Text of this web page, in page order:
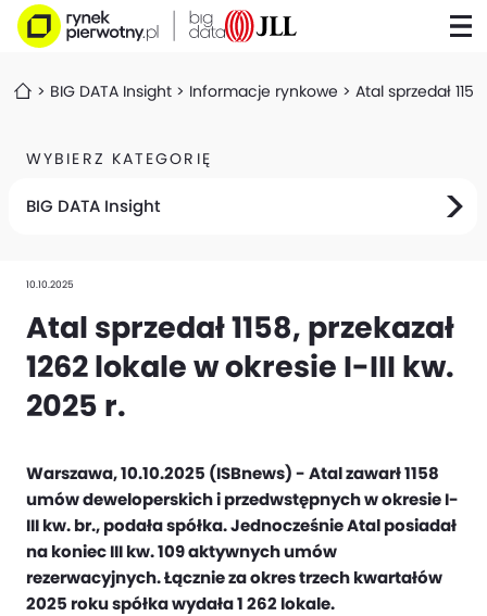
BIG DATA Insight Informacje rynkowe Atal sprzedał
WYBIERZ KATEGORIĘ
BIG DATA Insight
10.10.2025
Atal sprzedał 1158, przekazał
1262 lokale w okresie I-III kw.
2025 r.
Warszawa, 10.10.2025 (ISBnews) - Atal zawarł 1158
umów deweloperskich i przedwstępnych w okresie I-
III kw. br., podała spółka. Jednocześnie Atal posiadał
na koniec III kw. 109 aktywnych umów
rezerwacyjnych. Łącznie za okres trzech kwartałów
2025 roku spółka wydała 1 262 lokale.